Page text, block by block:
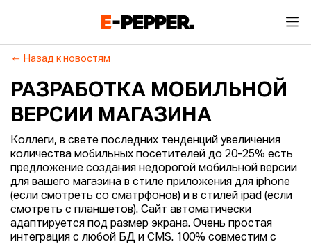
Назад к новостям
РАЗРАБОТКА МОБИЛЬНОЙ
ВЕРСИИ МАГАЗИНА
Коллеги, в свете последних тенденций увеличения
количества мобильных посетителей до 20-25% есть
предложение создания недорогой мобильной версии
для вашего магазина в стиле приложения для iphone
(если смотреть со сматрфонов) и в стилей ipad (если
смотреть с планшетов). Сайт автоматически
адаптируется под размер экрана. Очень простая
интеграция с любой БД и CMS. 100% совместим с